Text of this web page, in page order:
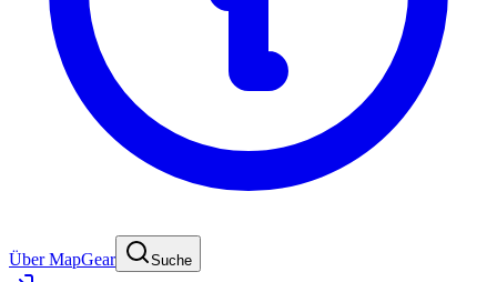
Über MapGear Suche